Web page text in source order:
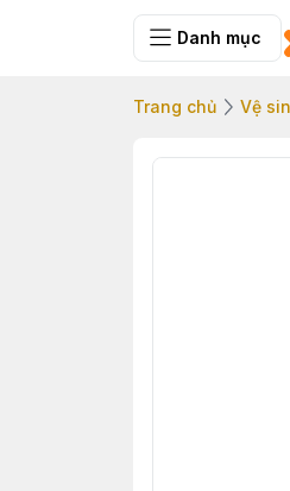
Danh mục
Trang chủ Vệ